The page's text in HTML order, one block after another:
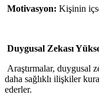
Motivasyon: Kişinin
Duygusal Zekası
Araştırmalar, duygusal
daha sağlıklı ilişkiler
ederler.